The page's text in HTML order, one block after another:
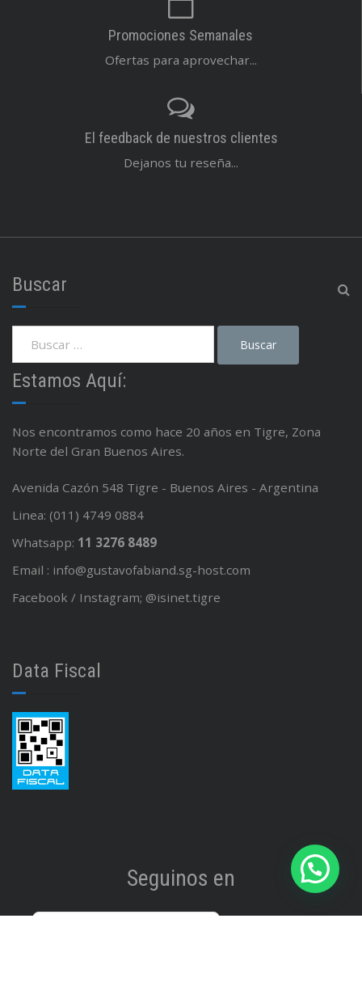
Promociones Semanales
Ofertas para aprovechar...
El feedback de nuestros clientes
Dejanos tu reseña...
Buscar
Estamos Aquí:
Nos encontramos como hace 20 años en Tigre, Zona
Norte del Gran Buenos Aires.
Avenida Cazón 548 Tigre - Buenos Aires - Argentina
Linea: (011) 4749 0884
Whatsapp: 11 3276 8489
Email : info@gustavofabiand.sg-host.com
Facebook / Instagram; @isinet.tigre
Data Fiscal
Seguinos en